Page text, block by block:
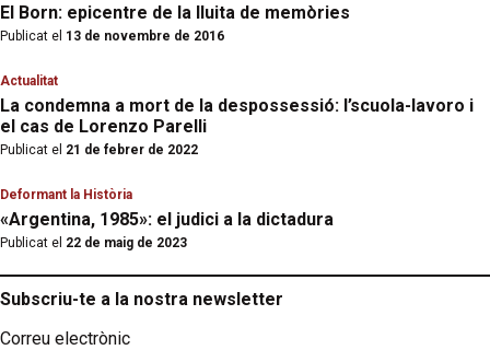
El Born: epicentre de la lluita de memòries
Publicat el 13 de novembre de 2016
Actualitat
La condemna a mort de la despossessió: l’scuola-lavoro i
el cas de Lorenzo Parelli
Publicat el 21 de febrer de 2022
Deformant la Història
«Argentina, 1985»: el judici a la dictadura
Publicat el 22 de maig de 2023
Subscriu-te a la nostra newsletter
Correu electrònic